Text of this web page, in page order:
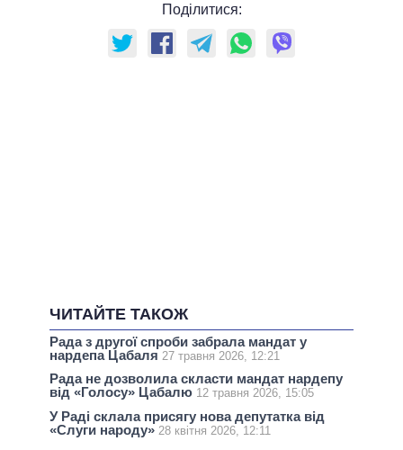
Поділитися:
ЧИТАЙТЕ ТАКОЖ
Рада з другої спроби забрала мандат у
нардепа Цабаля 27 травня 2026, 12:21
Рада не дозволила скласти мандат нардепу
від «Голосу» Цабалю 12 травня 2026, 15:05
У Раді склала присягу нова депутатка від
«Слуги народу» 28 квітня 2026, 12:11